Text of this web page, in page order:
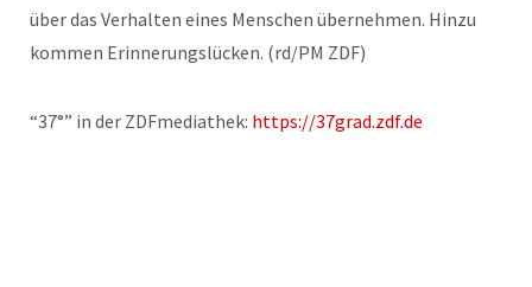
über das Verhalten eines Menschen übernehmen. Hinzu
kommen Erinnerungslücken. (rd/PM ZDF)
“37°” in der ZDFmediathek: https://37grad.zdf.de